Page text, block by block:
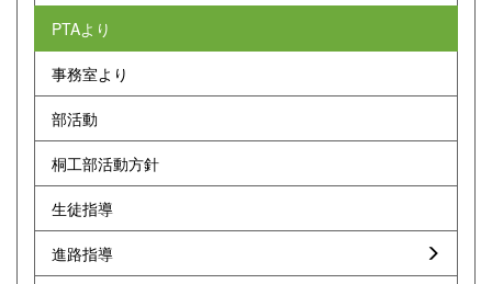
PTAより
事務室より
部活動
桐工部活動方針
生徒指導
進路指導